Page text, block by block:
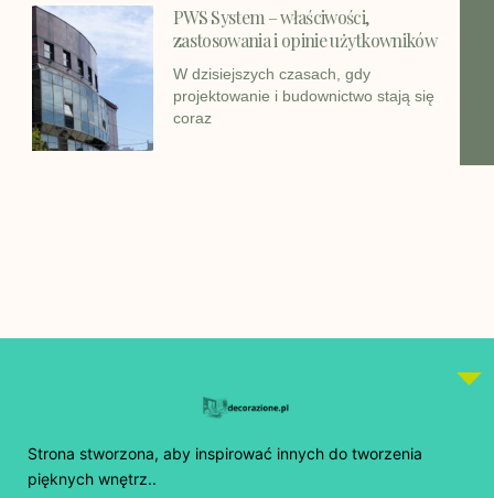
PWS System – właściwości,
zastosowania i opinie użytkowników
W dzisiejszych czasach, gdy
projektowanie i budownictwo stają się
coraz
Strona stworzona, aby inspirować innych do tworzenia
pięknych wnętrz..